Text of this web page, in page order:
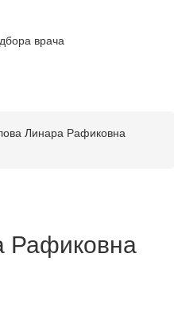
врача
Линара Рафиковна
Рафиковна